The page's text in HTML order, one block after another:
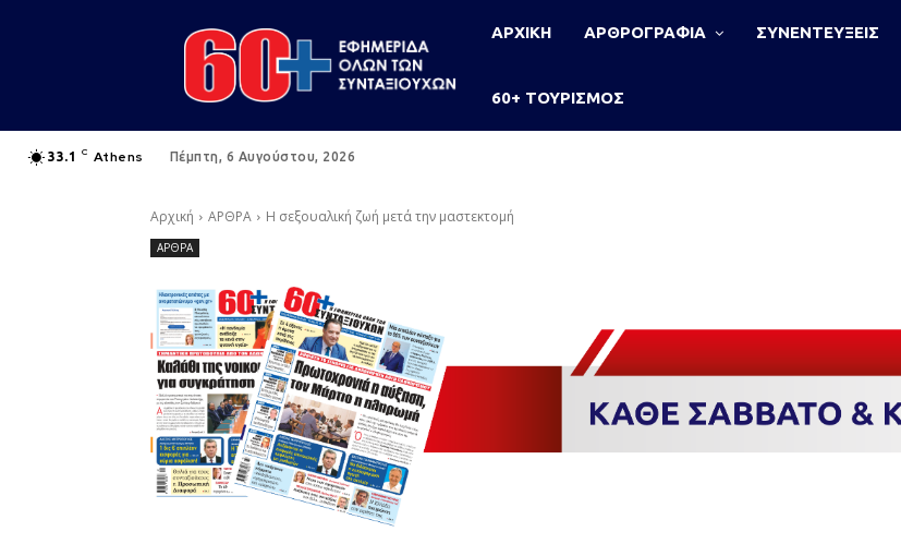
ΑΡΧΙΚΗ ΑΡΘΡΟΓΡΑΦΙΑ ΣΥΝΕΝΤΕΥΞΕΙΣ
60+ ΤΟΥΡΙΣΜΟΣ
33.1 C Athens Πέμπτη, 6 Αυγούστου, 2026
Αρχική ΑΡΘΡΑ Η σεξουαλική ζωή μετά την μαστεκτομή
ΑΡΘΡΑ